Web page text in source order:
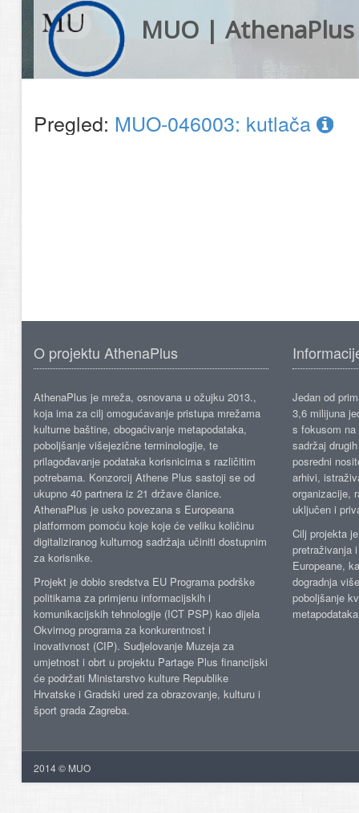
MUO | AthenaPlus
Pregled: MUO-046003: kutlača
O projektu AthenaPlus
AthenaPlus je mreža, osnovana u ožujku 2013.,
koja ima za cilj omogućavanje pristupa mrežama
kulturne baštine, obogaćivanje metapodataka,
poboljšanje višejezične terminologije, te
prilagođavanje podataka korisnicima s različitim
potrebama. Konzorcij Athene Plus sastoji se od
ukupno 40 partnera iz 21 države članice.
AthenaPlus je usko povezana s Europeana
platformom pomoću koje koje će veliku količinu
digitaliziranog kulturnog sadržaja učiniti dostupnim
za korisnike.
Projekt je dobio sredstva EU Programa podrške
politikama za primjenu informacijskih i
komunikacijskih tehnologije (ICT PSP) kao dijela
Okvirnog programa za konkurentnost i
inovativnost (CIP). Sudjelovanje Muzeja za
umjetnost i obrt u projektu Partage Plus financijski
će podržati Ministarstvo kulture Republike
Hrvatske i Gradski ured za obrazovanje, kulturu i
šport grada Zagreba.
Jedan od
3,6 milijuna
s fokusom
sadržaj
posredni
arhivi,
organizacije,
uključen i
Cilj projekta
pretraživanja
Europeane,
dogradnja
poboljšanje
2014 © MUO